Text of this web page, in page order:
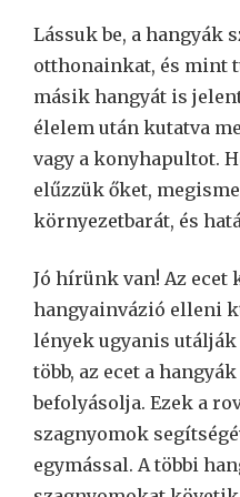
Lássuk be, a hangyák
otthonainkat, és mint
másik hangyát is
élelem után kutatva
vagy a konyhapultot.
elűzzük őket,
környezetbarát, és
Jó hírünk van! Az ecet
hangyainvázió elleni
lények ugyanis utálják
több, az ecet a
befolyásolja. Ezek a
szagnyomok
egymással. A többi